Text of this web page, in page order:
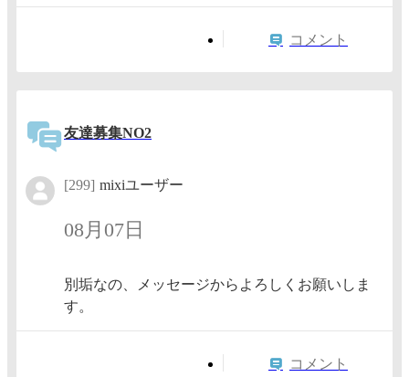
コメント
友達募集NO2
[299] mixiユーザー
08月07日
別垢なの、メッセージからよろしくお願いしま
す。
コメント